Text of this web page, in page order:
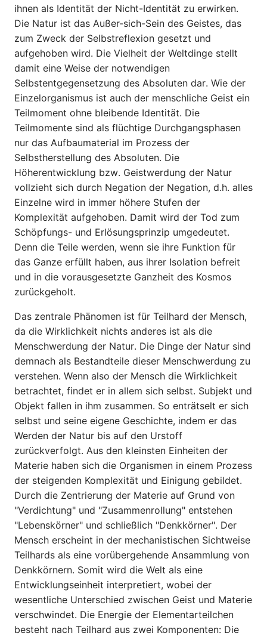
ihnen als Identität der Nicht-Identität zu erwirken.
Die Natur ist das Außer-sich-Sein des Geistes, das
zum Zweck der Selbstreflexion gesetzt und
aufgehoben wird. Die Vielheit der Weltdinge stellt
damit eine Weise der notwendigen
Selbstentgegensetzung des Absoluten dar. Wie der
Einzelorganismus ist auch der menschliche Geist ein
Teilmoment ohne bleibende Identität. Die
Teilmomente sind als flüchtige Durchgangsphasen
nur das Aufbaumaterial im Prozess der
Selbstherstellung des Absoluten. Die
Höherentwicklung bzw. Geistwerdung der Natur
vollzieht sich durch Negation der Negation, d.h. alles
Einzelne wird in immer höhere Stufen der
Komplexität aufgeho­ben. Damit wird der Tod zum
Schöpfungs- und Erlösungsprinzip umgedeutet.
Denn die Teile werden, wenn sie ihre Funktion für
das Ganze erfüllt haben, aus ihrer Isolation befreit
und in die vorausgesetzte Ganzheit des Kosmos
zurückgeholt.
Das zentrale Phänomen ist für Teilhard der Mensch,
da die Wirklich­keit nichts anderes ist als die
Menschwerdung der Natur. Die Dinge der Natur sind
demnach als Bestandteile dieser Menschwerdung zu
verstehen. Wenn also der Mensch die Wirklichkeit
betrachtet, findet er in allem sich selbst. Subjekt und
Objekt fallen in ihm zusammen. So enträtselt er sich
selbst und seine eigene Geschichte, indem er das
Werden der Natur bis auf den Urstoff
zurückverfolgt. Aus den kleinsten Einheiten der
Materie haben sich die Organismen in einem Prozess
der steigenden Komplexität und Einigung gebildet.
Durch die Zentrierung der Materie auf Grund von
"Verdichtung" und "Zusammen­rollung" entstehen
"Lebenskörner" und schließlich "Denkkörner". Der
Mensch erscheint in der mechanistischen Sichtweise
Teilhards als eine vorübergehende Ansammlung von
Denkkörnern. Somit wird die Welt als eine
Entwicklungseinheit interpretiert, wobei der
wesentliche Unterschied zwischen Geist und Materie
verschwindet. Die Energie der Elementarteilchen
besteht nach Teilhard aus zwei Komponenten: Die